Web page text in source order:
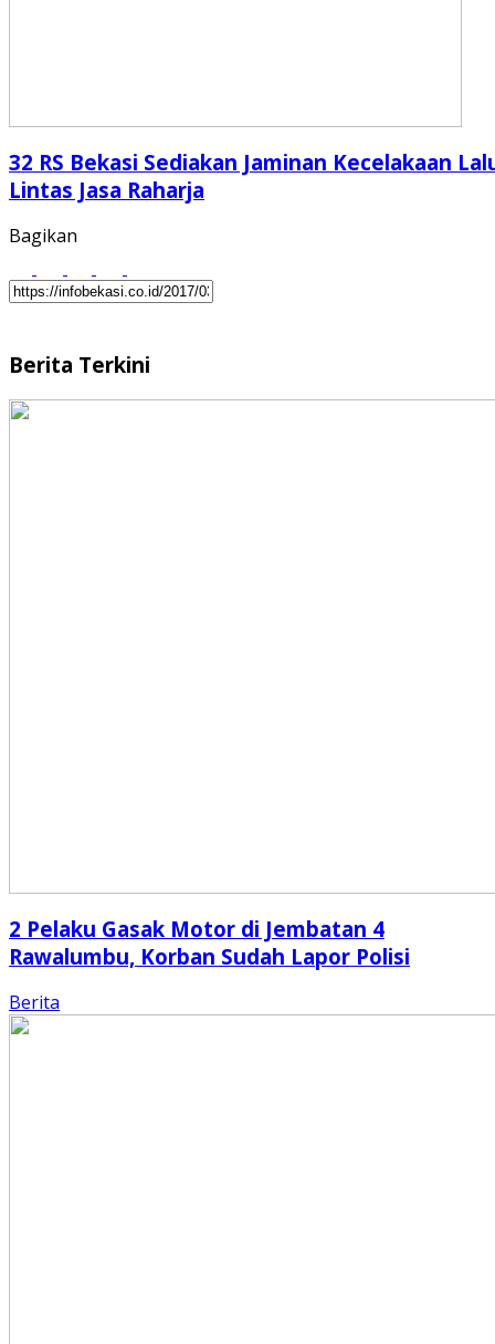
32 RS Bekasi Sediakan Jaminan Kecelakaan
Lintas Jasa Raharja
Bagikan
Berita Terkini
2 Pelaku Gasak Motor di Jembatan 4
Rawalumbu, Korban Sudah Lapor Polisi
Berita